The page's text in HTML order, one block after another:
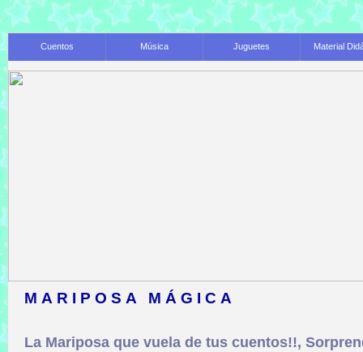
Cuentos Música Juguetes Material
MARIPOSA MÁGICA
La Mariposa que vuela de tus cuentos!!,